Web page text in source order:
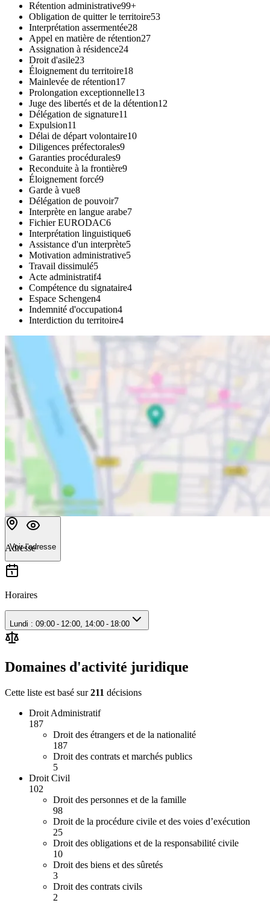
Rétention administrative99+
Obligation de quitter le territoire53
Interprétation assermentée28
Appel en matière de rétention27
Assignation à résidence24
Droit d'asile23
Éloignement du territoire18
Mainlevée de rétention17
Prolongation exceptionnelle13
Juge des libertés et de la détention12
Délégation de signature11
Expulsion11
Délai de départ volontaire10
Diligences préfectorales9
Garanties procédurales9
Reconduite à la frontière9
Éloignement forcé9
Garde à vue8
Délégation de pouvoir7
Interprète en langue arabe7
Fichier EURODAC6
Interprétation linguistique6
Assistance d'un interprète5
Motivation administrative5
Travail dissimulé5
Acte administratif4
Compétence du signataire4
Espace Schengen4
Indemnité d'occupation4
Interdiction du territoire4
Voir l'adresse
Adresse
Horaires
Lundi : 09:00 - 12:00, 14:00 - 18:00
Domaines d'activité juridique
Cette liste est basé sur 211 décisions
Droit Administratif
187
Droit des étrangers et de la nationalité
187
Droit des contrats et marchés publics
5
Droit Civil
102
Droit des personnes et de la famille
98
Droit de la procédure civile et des voies d’exécution
25
Droit des obligations et de la responsabilité civile
10
Droit des biens et des sûretés
3
Droit des contrats civils
2